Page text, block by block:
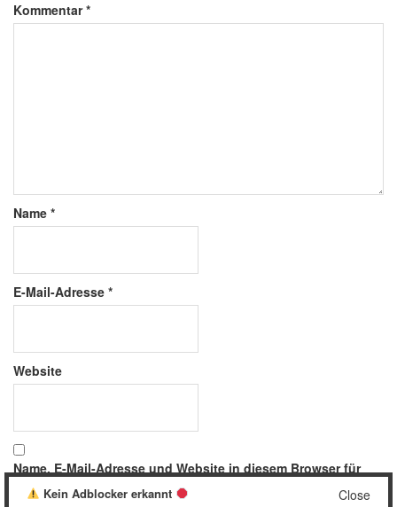
Kommentar*
Name *
E-Mail-Adresse *
Website
Name, E-Mail-Adresse und Website in diesem Browser für
meinen nächsten Kommentar speichern.
Close
Kein Adblocker erkannt